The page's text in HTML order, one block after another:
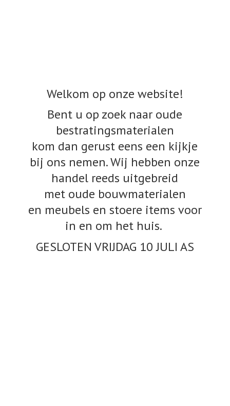
Welkom op onze website!
Bent u op zoek naar oude
bestratingsmaterialen
kom dan gerust eens een kijkje
bij ons nemen. Wij hebben onze
handel reeds uitgebreid
met oude bouwmaterialen
en meubels en stoere items voor
in en om het huis.
GESLOTEN VRIJDAG 10JULI AS